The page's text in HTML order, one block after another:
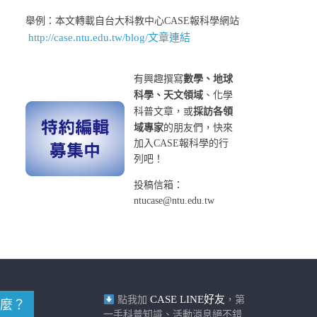
舉例：本文轉載自台大科教中心CASE報科學網站
http://case.ntu.edu.tw/blog/文章連結
有興趣撰寫數學、地球
科學、天文領域 、化學
科普文章，或採訪各領
域專家的朋友們，快來
加入CASE報科學的行
列吧！
投稿信箱：
ntucase@ntu.edu.tw
？ 點我加 CASE LINE好友 ，第
一手科普知識、活動消息絕不錯